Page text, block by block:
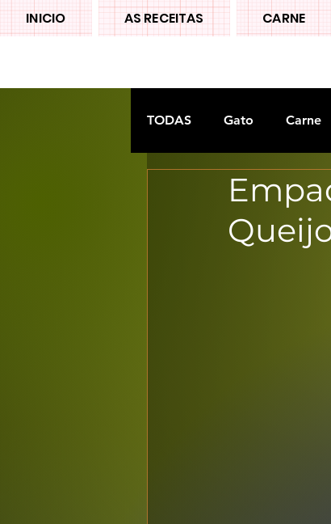
INICIO AS RECEITAS CARNE
TODAS Gato Carne
Doces tradiconais